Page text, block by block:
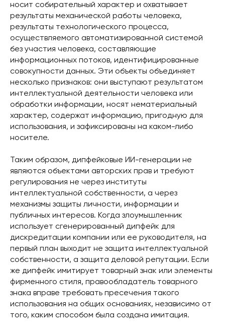
носит собирательный характер и охватывает
результаты механической работы человека,
результаты технологического процесса,
осуществляемого автоматизированной системой
без участия человека, составляющие
информационных потоков, идентифицированные
совокупности данных. Эти объекты объединяет
несколько признаков: они выступают результатом
интеллектуальной деятельности человека или
обработки информации, носят нематериальный
характер, содержат информацию, пригодную для
использования, и зафиксированы на каком-либо
носителе.
Таким образом, дипфейковые ИИ-генерации не
являются объектами авторских прав и требуют
регулирования не через институты
интеллектуальной собственности, а через
механизмы защиты личности, информации и
публичных интересов. Когда злоумышленник
использует сгенерированный дипфейк для
дискредитации компании или ее руководителя, на
первый план выходит не защита интеллектуальной
собственности, а защита деловой репутации. Если
же дипфейк имитирует товарный знак или элементы
фирменного стиля, правообладатель товарного
знака вправе требовать пресечения такого
использования на общих основаниях, независимо от
того, каким способом была создана имитация.